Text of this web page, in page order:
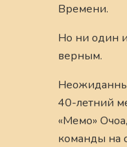
Времени.
Но ни один
верным.
40-летний
«Мемо»
команды на